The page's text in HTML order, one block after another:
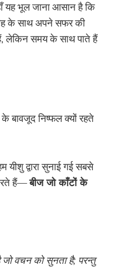
यह भूल जाना आसान है कि
के साथ अपने सफर की
लेकिन समय के साथ पाते हैं
बावजूद निष्फल क्यों रहते
द्वारा सुनाई गई सबसे
हैं—बीज जो काँटों के
जो वचन को सुनता है; परन्तु